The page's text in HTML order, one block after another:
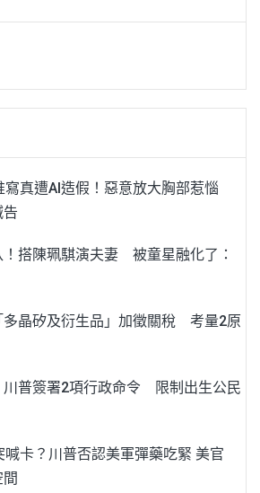
寫真遭AI造假！惡意放大胸部惹惱
搭陳珮騏演夫妻 被童星融化了：
多晶矽及衍生品」加徵關稅 考量2原
川普簽署2項行政命令 限制出生公民
卡？川普否認美軍彈藥吃緊 美官